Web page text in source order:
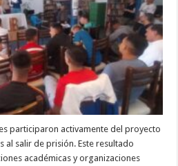
participaron activamente del proyecto
al salir de prisión. Este resultado
académicas y organizaciones